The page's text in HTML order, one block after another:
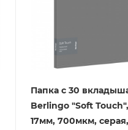
Папка с 30
Berlingo "Soft Touch",
17мм, 700мкм,